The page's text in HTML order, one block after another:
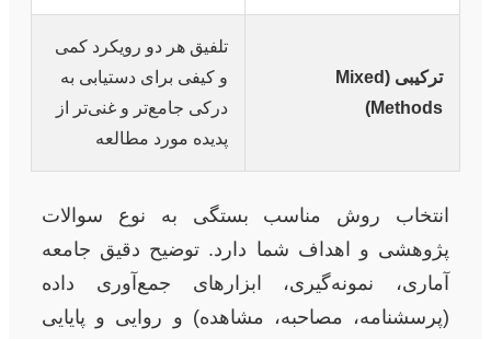
ترکیبی (Mixed
Methods)
تلفیق هر دو رویکرد کمی
و کیفی برای دستیابی به
درکی جامع‌تر و غنی‌تر از
پدیده مورد مطالعه
انتخاب روش مناسب بستگی به نوع سوالات
پژوهشی و اهداف شما دارد. توضیح دقیق جامعه
آماری، نمونه‌گیری، ابزارهای جمع‌آوری داده
(پرسشنامه، مصاحبه، مشاهده) و روایی و پایایی